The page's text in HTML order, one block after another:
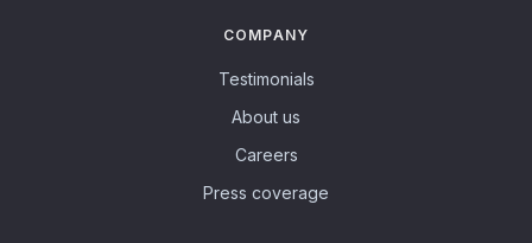
COMPANY
Testimonials
About us
Careers
Press coverage